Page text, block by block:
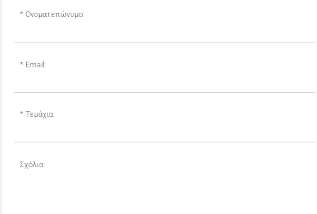
Ονοματεπώνυμο:
Email:
Τεμάχια:
Σχόλια: